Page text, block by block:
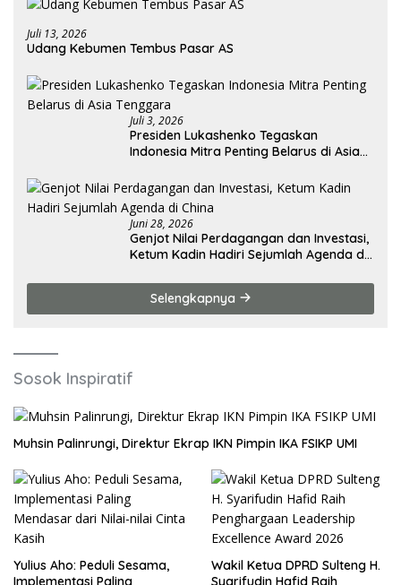
Juli 13, 2026
Udang Kebumen Tembus Pasar AS
Juli 3, 2026
Presiden Lukashenko Tegaskan
Indonesia Mitra Penting Belarus di Asia
Juni 28, 2026
Genjot Nilai Perdagangan dan Investasi,
Ketum Kadin Hadiri Sejumlah Agenda di
Selengkapnya
Sosok Inspiratif
Muhsin Palinrungi, Direktur Ekrap IKN Pimpin IKA FSIKP UMI
Yulius Aho: Peduli Sesama,
Implementasi Paling
Wakil Ketua DPRD Sulteng H.
Syarifudin Hafid Raih